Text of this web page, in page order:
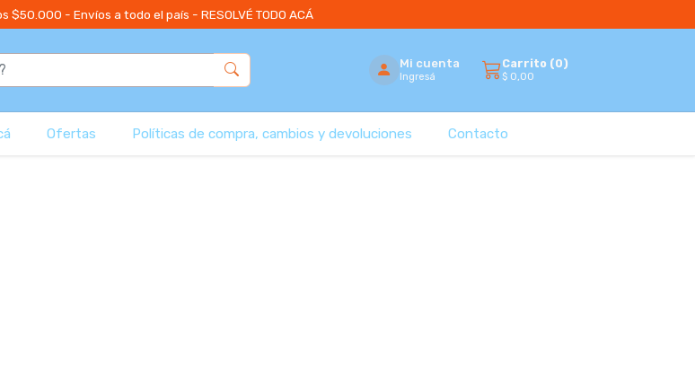
- Envíos a todo el país - RESOLVÉ TODO ACÁ
Mi cuenta
Ingresá
Carrito (0)
$ 0,00
Ofertas Políticas de compra, cambios y devoluciones Contacto